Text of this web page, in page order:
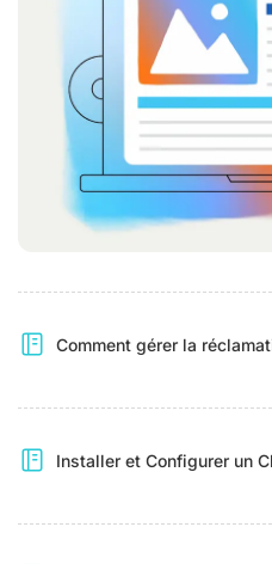
Comment gérer la
Installer et Configurer un